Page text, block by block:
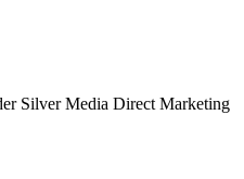
Silver Media Direct Marketing